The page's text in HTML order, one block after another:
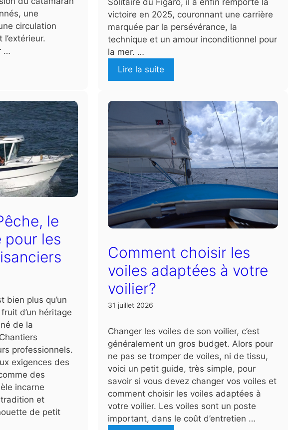
une
circulation
…
Solitaire du Figaro, il a enfin remporté la
victoire en 2025, couronnant une carrière
marquée par la persévérance, la
technique et un amour inconditionnel pour
la mer. …
Lire la suite
le
pour les
bien plus qu’un
d’un héritage
de la
professionnels.
exigences des
des
incarne
tradition et
de petit
Comment choisir les
voiles adaptées à votre
voilier?
31 juillet 2026
Changer les voiles de son voilier, c’est
généralement un gros budget. Alors pour
ne pas se tromper de voiles, ni de tissu,
voici un petit guide, très simple, pour
savoir si vous devez changer vos voiles et
comment choisir les voiles adaptées à
votre voilier. Les voiles sont un poste
important, dans le coût d’entretien …